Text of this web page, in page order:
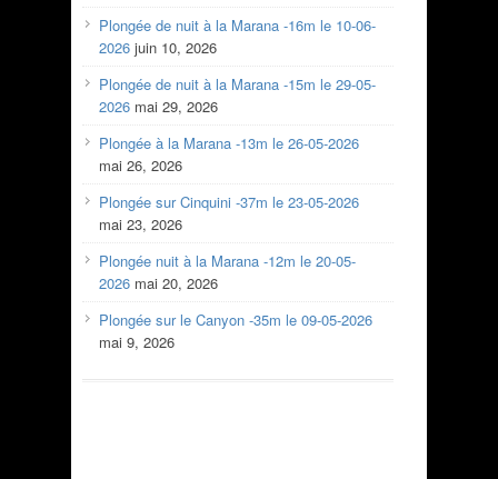
Plongée de nuit à la Marana -16m le 10-06-
2026 juin 10, 2026
Plongée de nuit à la Marana -15m le 29-05-
2026 mai 29, 2026
Plongée à la Marana -13m le 26-05-2026
mai 26, 2026
Plongée sur Cinquini -37m le 23-05-2026
mai 23, 2026
Plongée nuit à la Marana -12m le 20-05-
2026 mai 20, 2026
Plongée sur le Canyon -35m le 09-05-2026
mai 9, 2026